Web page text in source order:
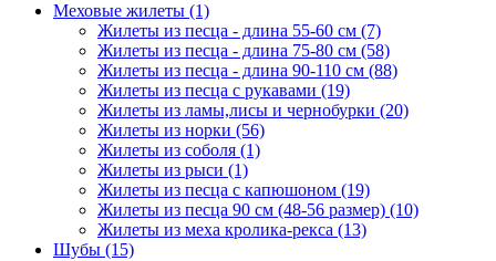
Меховые жилеты (1)
Жилеты из песца - длина 55-60 см (7)
Жилеты из песца - длина 75-80 см (58)
Жилеты из песца - длина 90-110 см (88)
Жилеты из песца с рукавами (19)
Жилеты из ламы,лисы и чернобурки (20)
Жилеты из норки (56)
Жилеты из соболя (1)
Жилеты из рыси (1)
Жилеты из песца с капюшоном (19)
Жилеты из песца 90 см (48-56 размер) (10)
Жилеты из меха кролика-рекса (13)
Шубы (15)